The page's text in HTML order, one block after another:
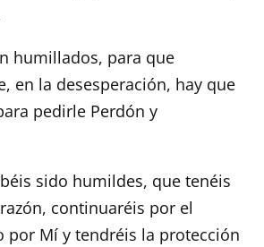
humillados, para que
en la desesperación, hay que
pedirle Perdón y
sido humildes, que tenéis
continuaréis por el
por Mí y tendréis la protección